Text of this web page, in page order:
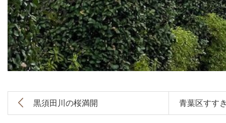
黒須田川の桜満開 青葉区すす